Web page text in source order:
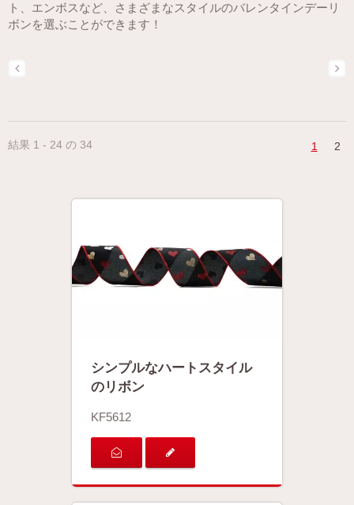
ト、エンボスなど、さまざまなスタイルのバレンタインデーリ
ボンを選ぶことができます！
結果 1 - 24 の 34 1 2
シンプルなハートスタイル
のリボン
KF5612